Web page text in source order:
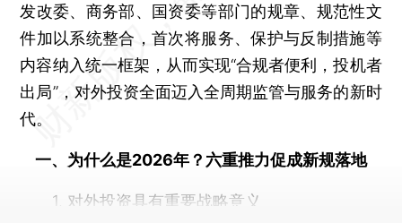
发改委、商务部、国资委等部门的规章、规范性文
件加以系统整合，首次将服务、保护与反制措施等
内容纳入统一框架，从而实现“合规者便利，投机者
出局”，对外投资全面迈入全周期监管与服务的新时
代。
一、为什么是2026年？六重推力促成新规落地
1. 对外投资具有重要战略意义